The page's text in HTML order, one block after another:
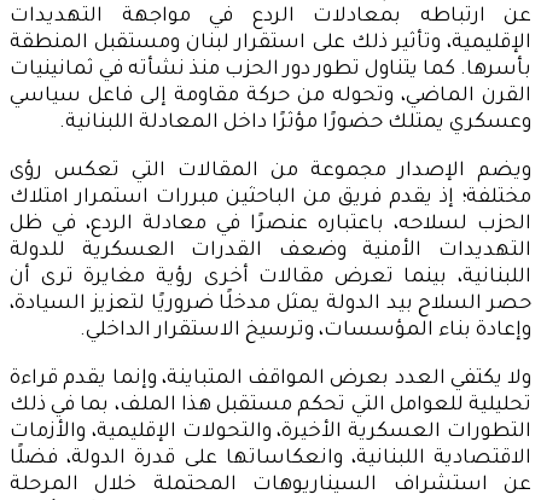
عن ارتباطه بمعادلات الردع في مواجهة التهديدات
الإقليمية، وتأثير ذلك على استقرار لبنان ومستقبل المنطقة
بأسرها. كما يتناول تطور دور الحزب منذ نشأته في ثمانينيات
القرن الماضي، وتحوله من حركة مقاومة إلى فاعل سياسي
وعسكري يمتلك حضورًا مؤثرًا داخل المعادلة اللبنانية.
ويضم الإصدار مجموعة من المقالات التي تعكس رؤى
مختلفة؛ إذ يقدم فريق من الباحثين مبررات استمرار امتلاك
الحزب لسلاحه، باعتباره عنصرًا في معادلة الردع، في ظل
التهديدات الأمنية وضعف القدرات العسكرية للدولة
اللبنانية، بينما تعرض مقالات أخرى رؤية مغايرة ترى أن
حصر السلاح بيد الدولة يمثل مدخلًا ضروريًا لتعزيز السيادة،
وإعادة بناء المؤسسات، وترسيخ الاستقرار الداخلي.
ولا يكتفي العدد بعرض المواقف المتباينة، وإنما يقدم قراءة
تحليلية للعوامل التي تحكم مستقبل هذا الملف، بما في ذلك
التطورات العسكرية الأخيرة، والتحولات الإقليمية، والأزمات
الاقتصادية اللبنانية، وانعكاساتها على قدرة الدولة، فضلًا
عن استشراف السيناريوهات المحتملة خلال المرحلة